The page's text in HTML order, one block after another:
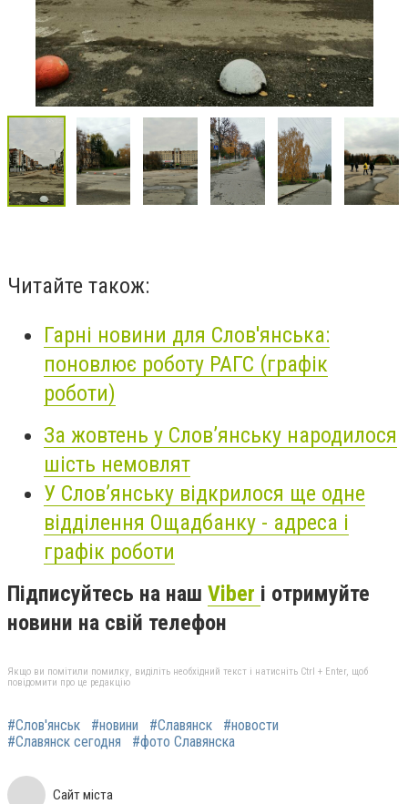
Читайте також:
Гарні новини для Слов'янська:
поновлює роботу РАГС (графік
роботи)
За жовтень у Слов’янську народилося
шість немовлят
У Слов’янську відкрилося ще одне
відділення Ощадбанку - адреса і
графік роботи
Підписуйтесь на наш Viber і отримуйте
новини на свій телефон
Якщо ви помітили помилку, виділіть необхідний текст і натисніть Ctrl + Enter, щоб
повідомити про це редакцію
#Слов'янськ #новини #Славянск
#новости
#Славянск сегодня
#фото Славянска
Сайт міста